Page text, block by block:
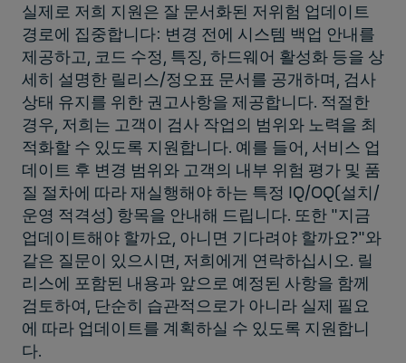
실제로 저희 지원은 잘 문서화된 저위험 업데이트
경로에 집중합니다: 변경 전에 시스템 백업 안내를
제공하고, 코드 수정, 특징, 하드웨어 활성화 등을 상
세히 설명한 릴리스/정오표 문서를 공개하며, 검사
상태 유지를 위한 권고사항을 제공합니다. 적절한
경우, 저희는 고객이 검사 작업의 범위와 노력을 최
적화할 수 있도록 지원합니다. 예를 들어, 서비스 업
데이트 후 변경 범위와 고객의 내부 위험 평가 및 품
질 절차에 따라 재실행해야 하는 특정 IQ/OQ(설치/
운영 적격성) 항목을 안내해 드립니다. 또한 "지금
업데이트해야 할까요, 아니면 기다려야 할까요?"와
같은 질문이 있으시면, 저희에게 연락하십시오. 릴
리스에 포함된 내용과 앞으로 예정된 사항을 함께
검토하여, 단순히 습관적으로가 아니라 실제 필요
에 따라 업데이트를 계획하실 수 있도록 지원합니
다.